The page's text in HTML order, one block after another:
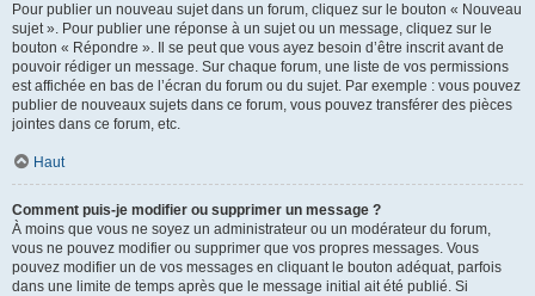
Pour publier un nouveau sujet dans un forum, cliquez sur le bouton « Nouveau
sujet ». Pour publier une réponse à un sujet ou un message, cliquez sur le
bouton « Répondre ». Il se peut que vous ayez besoin d’être inscrit avant de
pouvoir rédiger un message. Sur chaque forum, une liste de vos permissions
est affichée en bas de l’écran du forum ou du sujet. Par exemple : vous pouvez
publier de nouveaux sujets dans ce forum, vous pouvez transférer des pièces
jointes dans ce forum, etc.
Haut
Comment puis-je modifier ou supprimer un message ?
À moins que vous ne soyez un administrateur ou un modérateur du forum,
vous ne pouvez modifier ou supprimer que vos propres messages. Vous
pouvez modifier un de vos messages en cliquant le bouton adéquat, parfois
dans une limite de temps après que le message initial ait été publié. Si